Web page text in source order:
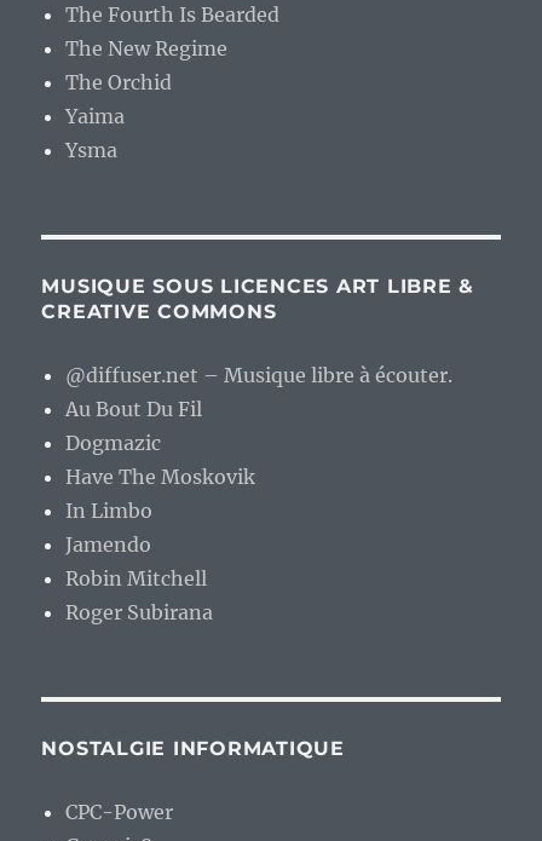
The Fourth Is Bearded
The New Regime
The Orchid
Yaima
Ysma
MUSIQUE SOUS LICENCES ART LIBRE &
CREATIVE COMMONS
@diffuser.net – Musique libre à écouter.
Au Bout Du Fil
Dogmazic
Have The Moskovik
In Limbo
Jamendo
Robin Mitchell
Roger Subirana
NOSTALGIE INFORMATIQUE
CPC-Power